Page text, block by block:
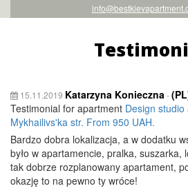
15.11.2019 Katarzyna Konieczna-
Testimonial for apartment Design
Mykhailivs'ka str. From 950 UAH.
Bardzo dobra lokalizacja, a w dodatku
było w apartamencie, pralka, suszarka,
tak dobrze rozplanowany apartament,
okazję to na pewno ty wróce!